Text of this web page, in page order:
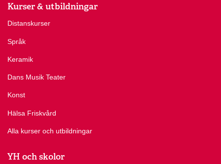
Kurser & utbildningar
Distanskurser
Språk
Keramik
Dans Musik Teater
Konst
Hälsa Friskvård
Alla kurser och utbildningar
YH och skolor